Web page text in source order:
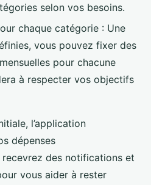
selon vos besoins.
chaque catégorie : Une
vous pouvez fixer des
pour chacune
à respecter vos objectifs
l’application
dépenses
des notifications et
vous aider à rester